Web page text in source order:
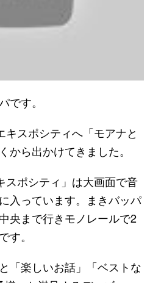
です。
キスポシティへ「モアナと
から出かけてきました。
スポシティ」は大画面で音
入っています。まきバッパ
央まで行きモノレールで2
す。
「楽しいお話」「ベストな